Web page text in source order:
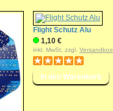
Flight Schutz Alu
1,10 €
inkl. MwSt, zzgl.